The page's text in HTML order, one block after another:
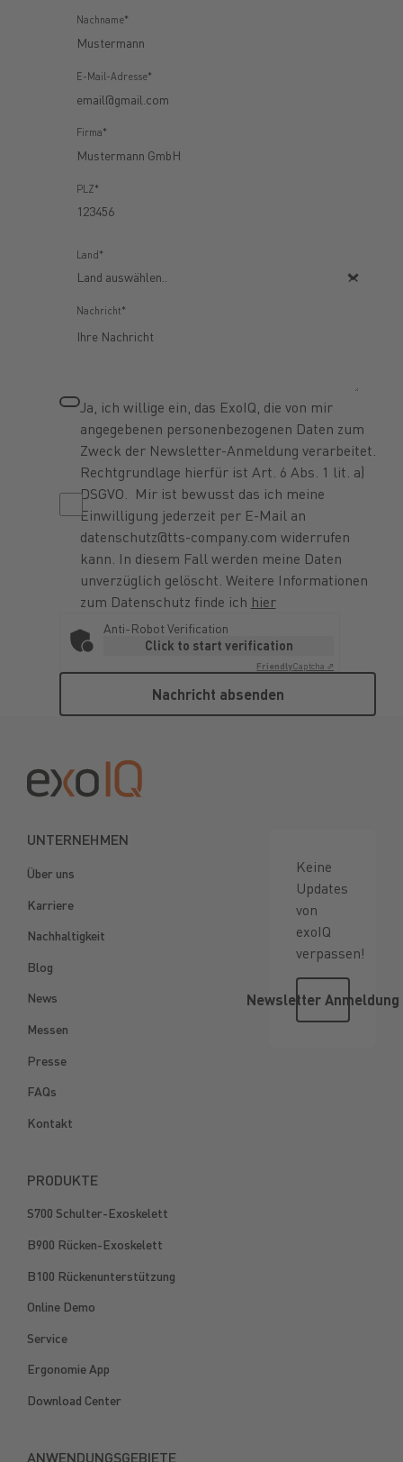
Nachname*
E-Mail-Adresse*
Firma*
PLZ*
Land*
Nachricht*
Ja, ich willige ein, das ExoIQ, die von mir
angegebenen personenbezogenen Daten zum
Zweck der Newsletter-Anmeldung verarbeitet.
Rechtgrundlage hierfür ist Art. 6 Abs. 1 lit. a)
DSGVO. Mir ist bewusst das ich meine
Einwilligung jederzeit per E-Mail an
datenschutz@tts-company.com widerrufen
kann. In diesem Fall werden meine Daten
unverzüglich gelöscht. Weitere Informationen
zum Datenschutz finde ich hier
Anti-Robot Verification
Click to start verification
FriendlyCaptcha ⇗
Nachricht absenden
Nachricht absenden
UNTERNEHMEN
Über uns
Karriere
Nachhaltigkeit
Blog
News
Messen
Presse
FAQs
Kontakt
PRODUKTE
S700 Schulter-Exoskelett
B900 Rücken-Exoskelett
B100 Rückenunterstützung
Online Demo
Service
Ergonomie App
Download Center
ANWENDUNGSGEBIETE
Keine
Updates
von
exoIQ
verpassen!
Newsletter
Newsletter Anmeldung